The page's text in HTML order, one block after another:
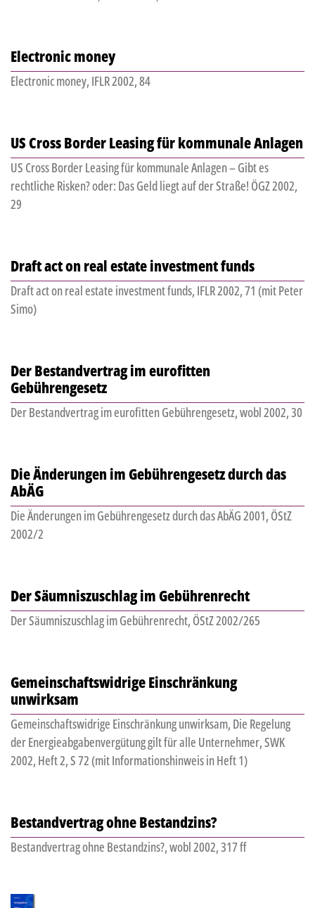
Electronic money
Electronic money, IFLR 2002, 84
US Cross Border Leasing für kommunale Anlagen
US Cross Border Leasing für kommunale Anlagen – Gibt es
rechtliche Risken? oder: Das Geld liegt auf der Straße! ÖGZ 2002,
29
Draft act on real estate investment funds
Draft act on real estate investment funds, IFLR 2002, 71 (mit Peter
Simo)
Der Bestandvertrag im eurofitten
Gebührengesetz
Der Bestandvertrag im eurofitten Gebührengesetz, wobl 2002, 30
Die Änderungen im Gebührengesetz durch das
AbÄG
Die Änderungen im Gebührengesetz durch das AbÄG 2001, ÖStZ
2002/2
Der Säumniszuschlag im Gebührenrecht
Der Säumniszuschlag im Gebührenrecht, ÖStZ 2002/265
Gemeinschaftswidrige Einschränkung
unwirksam
Gemeinschaftswidrige Einschränkung unwirksam, Die Regelung
der Energieabgabenvergütung gilt für alle Unternehmer, SWK
2002, Heft 2, S 72 (mit Informationshinweis in Heft 1)
Bestandvertrag ohne Bestandzins?
Bestandvertrag ohne Bestandzins?, wobl 2002, 317 ff